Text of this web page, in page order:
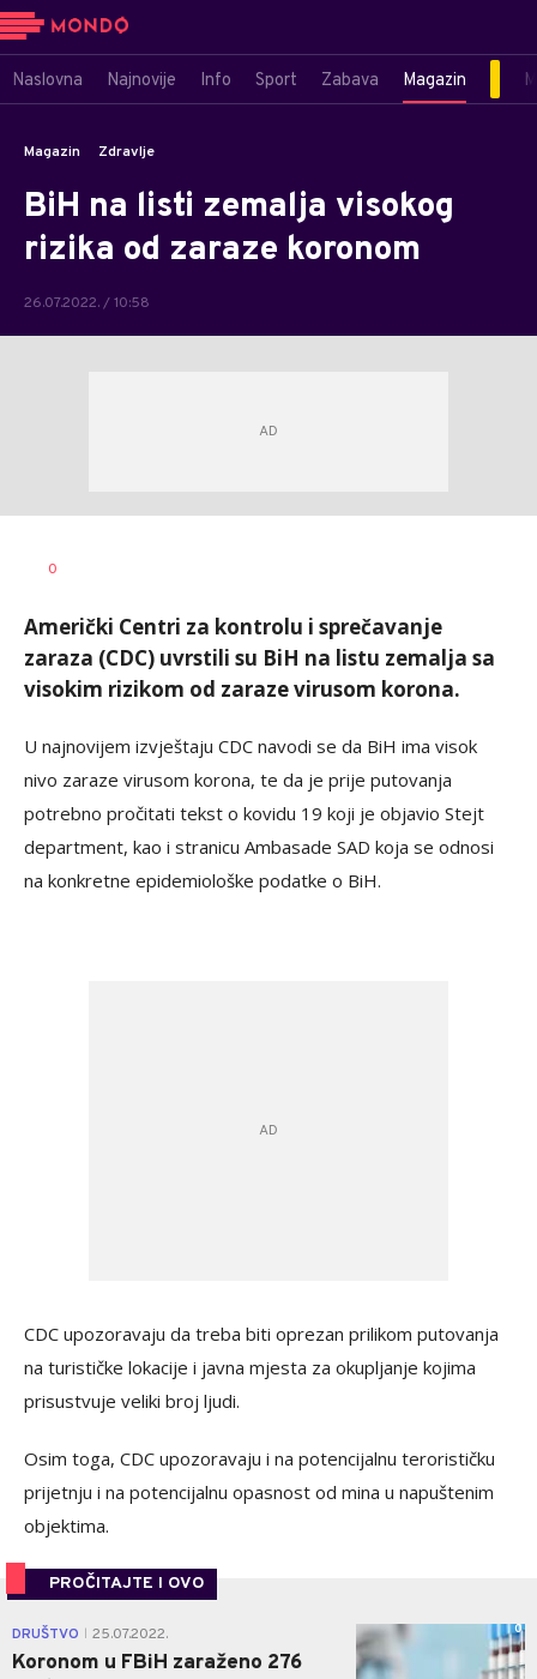
Naslovna Najnovije Info Sport Zabava Magazin
Magazin Zdravlje
BiH na listi zemalja visokog
rizika od zaraze koronom
26.07.2022. / 10:58
AUTOR
0
Američki Centri za kontrolu i sprečavanje
zaraza (CDC) uvrstili su BiH na listu zemalja sa
visokim rizikom od zaraze virusom korona.
U najnovijem izvještaju CDC navodi se da BiH ima visok
nivo zaraze virusom korona, te da je prije putovanja
potrebno pročitati tekst o kovidu 19 koji je objavio Stejt
department, kao i stranicu Ambasade SAD koja se odnosi
na konkretne epidemiološke podatke o BiH.
CDC upozoravaju da treba biti oprezan prilikom putovanja
na turističke lokacije i javna mjesta za okupljanje kojima
prisustvuje veliki broj ljudi.
Osim toga, CDC upozoravaju i na potencijalnu terorističku
prijetnju i na potencijalnu opasnost od mina u napuštenim
objektima.
PROČITAJTE I OVO
DRUŠTVO 25.07.2022.
Koronom u FBiH zaraženo 276
0